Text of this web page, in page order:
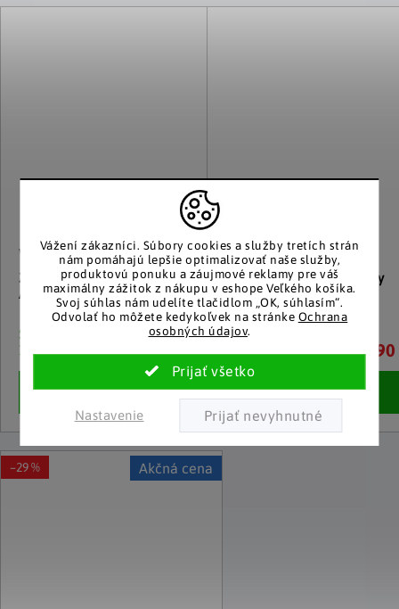
Vážení zákazníci. Súbory cookies a služby tretích strán
nám pomáhajú lepšie optimalizovať naše služby,
produktovú ponuku a záujmové reklamy pre váš
maximálny zážitok z nákupu v eshope Veľkého košíka.
Svoj súhlas nám udelíte tlačidlom „OK, súhlasím“.
Odvolať ho môžete kedykoľvek na stránke Ochrana
osobných údajov.
Nastavenie
Weltbild
Závesná sklenená dekorácia
Anjel strážny, 3 kusy
Skladom
10 a viac kusov
10.40 €
Detail
Die moderne Hausfrau
Regál Mramor, 2 zásuvky
Skladom
Detail
Akčná cena
–29 %